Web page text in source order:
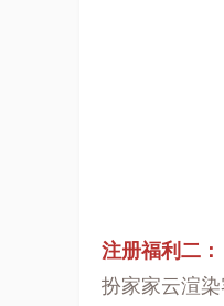
注册福利二
扮家家云渲